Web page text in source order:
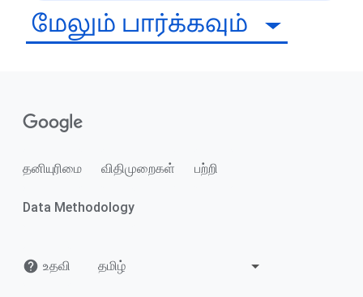
மேலும் பார்க்கவும்
தனியுரிமை விதிமுறைகள் பற்றி
Data Methodology
உதவி